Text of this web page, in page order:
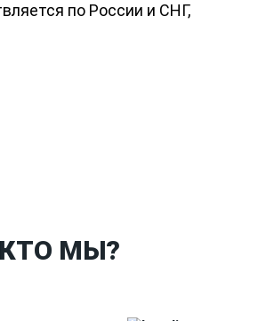
по России и СНГ,
КТО МЫ?